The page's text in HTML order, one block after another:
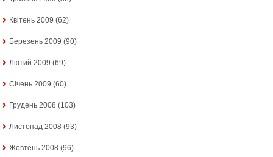
Квітень 2009 (62)
Березень 2009 (90)
Лютий 2009 (69)
Січень 2009 (60)
Грудень 2008 (103)
Листопад 2008 (93)
Жовтень 2008 (96)